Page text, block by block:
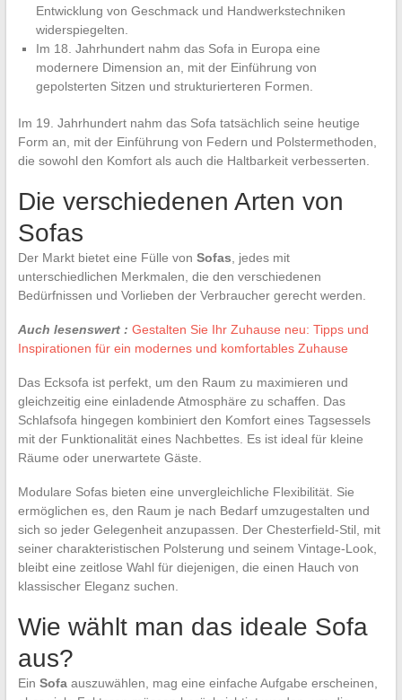
Entwicklung von Geschmack und Handwerkstechniken
widerspiegelten.
Im 18. Jahrhundert nahm das Sofa in Europa eine
modernere Dimension an, mit der Einführung von
gepolsterten Sitzen und strukturierteren Formen.
Im 19. Jahrhundert nahm das Sofa tatsächlich seine heutige
Form an, mit der Einführung von Federn und Polstermethoden,
die sowohl den Komfort als auch die Haltbarkeit verbesserten.
Die verschiedenen Arten von
Sofas
Der Markt bietet eine Fülle von Sofas , jedes mit
unterschiedlichen Merkmalen, die den verschiedenen
Bedürfnissen und Vorlieben der Verbraucher gerecht werden.
Auch lesenswert : Gestalten Sie Ihr Zuhause neu: Tipps und
Inspirationen für ein modernes und komfortables Zuhause
Das Ecksofa ist perfekt, um den Raum zu maximieren und
gleichzeitig eine einladende Atmosphäre zu schaffen. Das
Schlafsofa hingegen kombiniert den Komfort eines Tagsessels
mit der Funktionalität eines Nachbettes. Es ist ideal für kleine
Räume oder unerwartete Gäste.
Modulare Sofas bieten eine unvergleichliche Flexibilität. Sie
ermöglichen es, den Raum je nach Bedarf umzugestalten und
sich so jeder Gelegenheit anzupassen. Der Chesterfield-Stil, mit
seiner charakteristischen Polsterung und seinem Vintage-Look,
bleibt eine zeitlose Wahl für diejenigen, die einen Hauch von
klassischer Eleganz suchen.
Wie wählt man das ideale Sofa
aus?
Ein Sofaauszuwählen, mag eine einfache Aufgabe erscheinen,